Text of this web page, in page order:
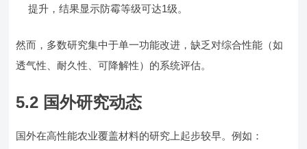
提升，结果显示防霉等级可达1级。
然而，多数研究集中于单一功能改进，缺乏对综合性能（如
透气性、耐久性、可降解性）的系统评估。
5.2 国外研究动态
国外在高性能农业覆盖材料的研究上起步较早。例如：